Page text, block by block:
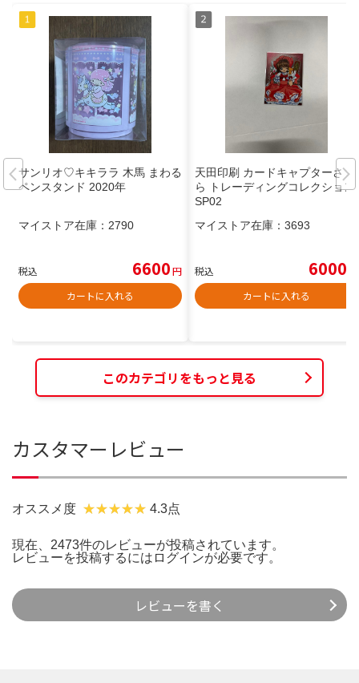
サンリオ♡キキララ 木馬 まわる
ペンスタンド 2020年
マイストア在庫： 2790
税込 6600円
カートに入れる
天田印刷 カードキャプターさく
ら トレーディングコレクション
SP02
マイストア在庫： 3693
税込 6000
カートに入れる
このカテゴリをもっと見る
カスタマーレビュー
オススメ度 4.3点
現在、2473件のレビューが投稿されています。
レビューを投稿するには ログインが必要です。
レビューを書く